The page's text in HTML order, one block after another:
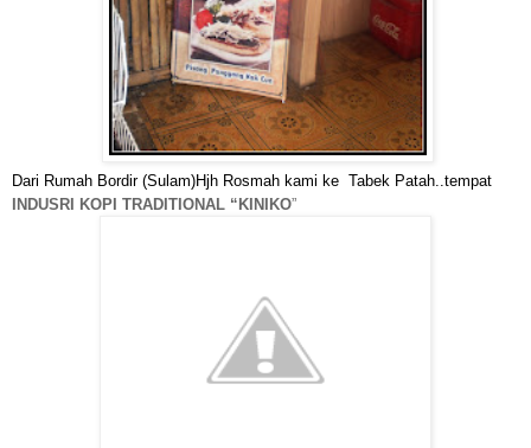
Dari Rumah Bordir (Sulam)Hjh Rosmah kami ke Tabek Patah..tempat
INDUSRI KOPI TRADITIONAL “KINIKO”